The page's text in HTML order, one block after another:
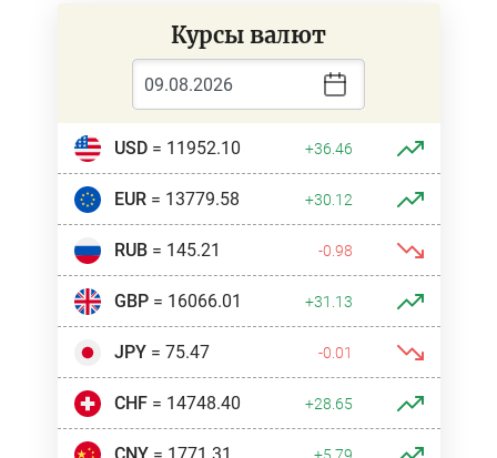
Курсы валют
USD= 11952.10 +36.46
EUR= 13779.58 +30.12
RUB= 145.21 -0.98
GBP= 16066.01 +31.13
JPY= 75.47 -0.01
CHF= 14748.40 +28.65